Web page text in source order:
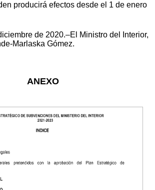
producirá efectos desde el 1 de enero
de 2020.–El Ministro del Interior,
Marlaska Gómez.
ANEXO